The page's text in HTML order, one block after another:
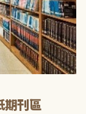
期刊區